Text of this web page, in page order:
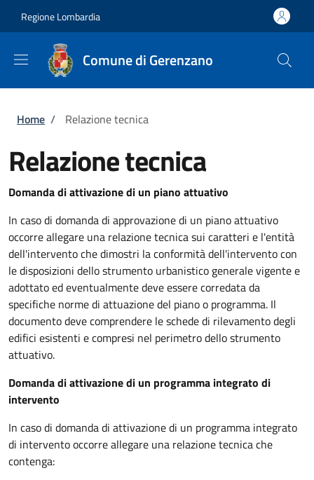
Regione Lombardia
Comune di Gerenzano
Briciole di pane
Home / Relazione tecnica
Relazione tecnica
Domanda di attivazione di un piano attuativo
In caso di domanda di approvazione di un piano attuativo
occorre allegare una relazione tecnica sui caratteri e l'entità
dell'intervento che dimostri la conformità dell'intervento con
le disposizioni dello strumento urbanistico generale vigente e
adottato ed eventualmente deve essere corredata da
specifiche norme di attuazione del piano o programma. Il
documento deve comprendere le schede di rilevamento degli
edifici esistenti e compresi nel perimetro dello strumento
attuativo.
Domanda di attivazione di un programma integrato di
intervento
In caso di domanda di attivazione di un programma integrato
di intervento occorre allegare una relazione tecnica che
contenga: